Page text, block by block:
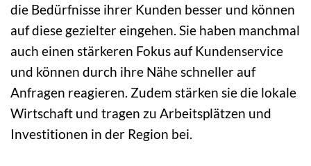
die Bedürfnisse ihrer Kunden besser und können
auf diese gezielter eingehen. Sie haben manchmal
auch einen stärkeren Fokus auf Kundenservice
und können durch ihre Nähe schneller auf
Anfragen reagieren. Zudem stärken sie die lokale
Wirtschaft und tragen zu Arbeitsplätzen und
Investitionen in der Region bei.